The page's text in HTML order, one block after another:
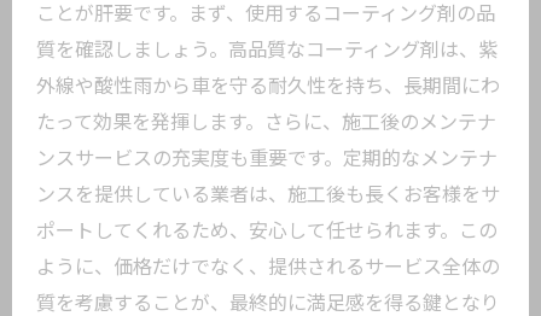
ことが肝要です。まず、使用するコーティング剤の品
質を確認しましょう。高品質なコーティング剤は、紫
外線や酸性雨から車を守る耐久性を持ち、長期間にわ
たって効果を発揮します。さらに、施工後のメンテナ
ンスサービスの充実度も重要です。定期的なメンテナ
ンスを提供している業者は、施工後も長くお客様をサ
ポートしてくれるため、安心して任せられます。この
ように、価格だけでなく、提供されるサービス全体の
質を考慮することが、最終的に満足感を得る鍵となり